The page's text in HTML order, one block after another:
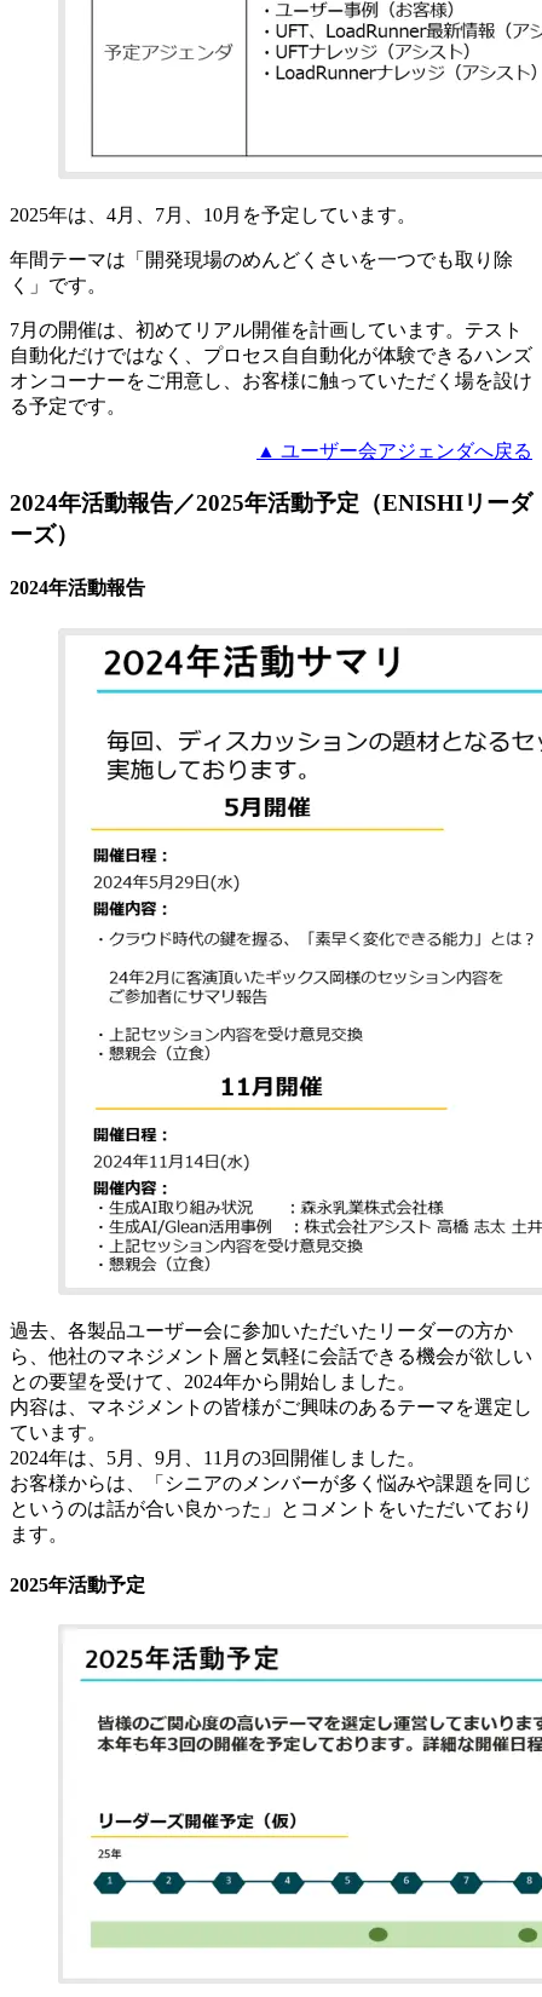
2025年は、4月、7月、10月を予定しています。
年間テーマは「開発現場のめんどくさいを一つでも取り除
く」です。
7月の開催は、初めてリアル開催を計画しています。テスト
自動化だけではなく、プロセス自自動化が体験できるハンズ
オンコーナーをご用意し、お客様に触っていただく場を設け
る予定です。
▲ ユーザー会アジェンダへ戻る
2024年活動報告／2025年活動予定（ENISHIリーダ
ーズ）
2024年活動報告
過去、各製品ユーザー会に参加いただいたリーダーの方か
ら、他社のマネジメント層と気軽に会話できる機会が欲しい
との要望を受けて、2024年から開始しました。
内容は、マネジメントの皆様がご興味のあるテーマを選定し
ています。
2024年は、5月、9月、11月の3回開催しました。
お客様からは、「シニアのメンバーが多く悩みや課題を同じ
というのは話が合い良かった」とコメントをいただいており
ます。
2025年活動予定